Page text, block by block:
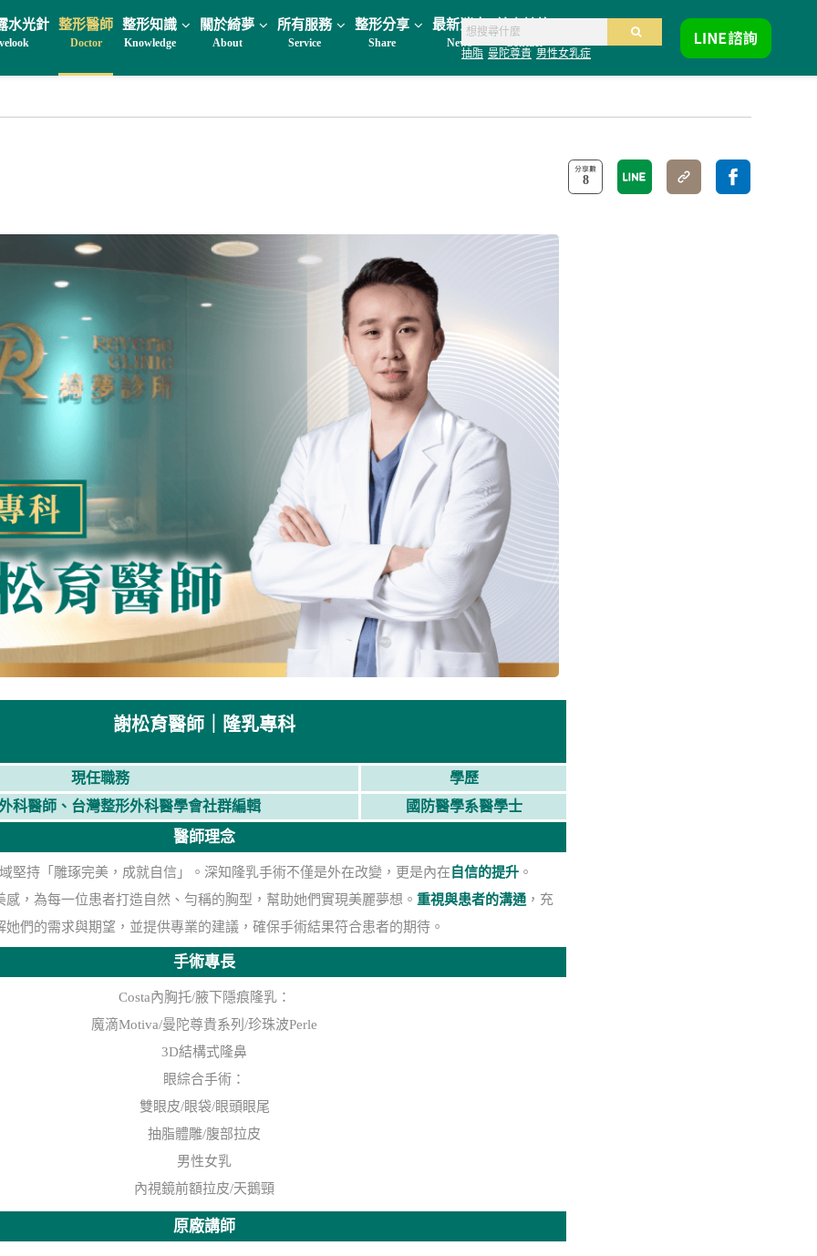
抽脂 曼陀尊貴 男性女乳症
水光針 整形醫師
Doctor
整形知識
Knowledge
關於綺夢
About
所有服務
Service
整形分享
Share
最新消息
News
線上諮詢
Contact
8
謝松育醫師｜隆乳專科
現任職務
學歷
科醫師、台灣整形外科醫學會社群編輯
國防醫學系醫學士
醫師理念
堅持「雕琢完美，成就自信」。深知隆乳手術不僅是外在改變，更是內在 自信的提升 。
，為每一位患者打造自然、勻稱的胸型，幫助她們實現美麗夢想。 重視與患者的溝通，充
她們的需求與期望，並提供專業的建議，確保手術結果符合患者的期待。
手術專長
Costa內胸托/腋下隱痕隆乳：
魔滴Motiva/曼陀尊貴系列/珍珠波Perle
3D結構式隆鼻
眼綜合手術：
雙眼皮/眼袋/眼頭眼尾
抽脂體雕/腹部拉皮
男性女乳
內視鏡前額拉皮/天鵝頸
原廠講師